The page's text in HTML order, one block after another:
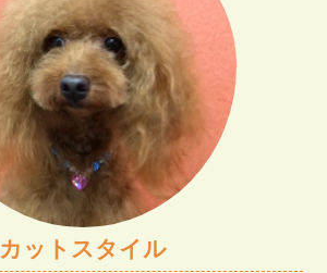
カットスタイル